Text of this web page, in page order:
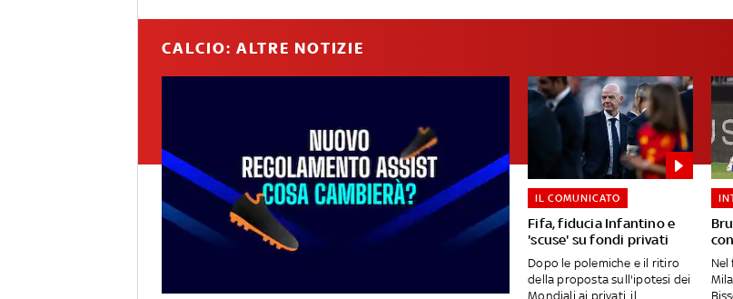
CALCIO: ALTRE NOTIZIE
Fifa, fiducia Infantino e
'scuse' su fondi privati
IL COMUNICATO
Dopo le polemiche e il ritiro
della proposta sull'ipotesi dei
Mondiali ai privati, il
Nel